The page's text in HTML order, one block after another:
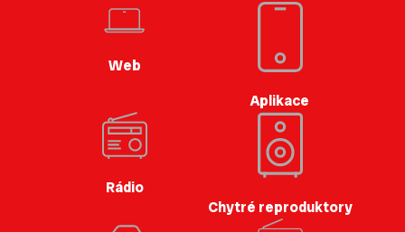
Web
Aplikace
Rádio
Chytré reproduktory